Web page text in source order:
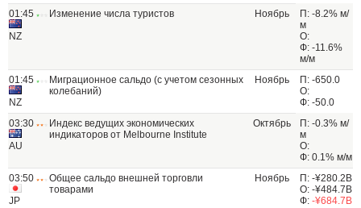
01:45
NZ
Изменение числа туристов Ноябрь
П: -8.2% м/
м
О:
Ф: -11.6%
м/м
01:45
NZ
Миграционное сальдо (с учетом сезонных
колебаний)
Ноябрь
П: -650.0
О:
Ф: -50.0
03:30
AU
Индекс ведущих экономических
индикаторов от Melbourne Institute
Октябрь
П: -0.3% м/
м
О:
Ф: 0.1% м/м
03:50
JP
Общее сальдо внешней торговли
товарами
Ноябрь
П: -¥280.2B
О: -¥484.7B
Ф: -¥684.7B